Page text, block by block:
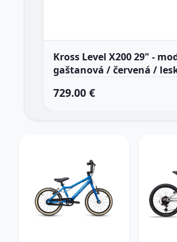
Kross Level X200 29" - model 2026
gaštanová / červená /
729.00 €